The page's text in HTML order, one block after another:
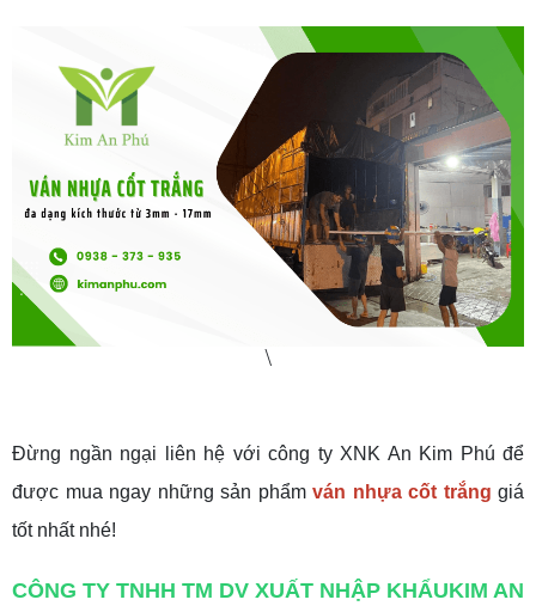
\
Đừng ngần ngại liên hệ với công ty XNK An Kim Phú để
được mua ngay những sản phẩm ván nhựa cốt trắng giá
tốt nhất nhé!
CÔNG TY TNHH TM DV XUẤT NHẬP KHẨUKIM AN